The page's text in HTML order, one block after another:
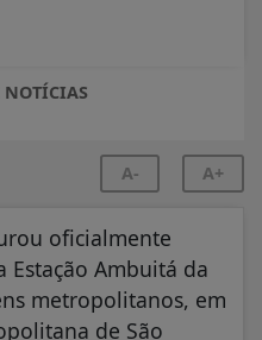
NOTÍCIAS
A- A+
oficialmente
Estação Ambuitá da
metropolitanos, em
de São